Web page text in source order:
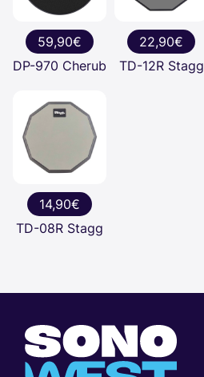
59,90€
DP-970 Cherub
22,90€
TD-12R Stagg
14,90€
TD-08R Stagg